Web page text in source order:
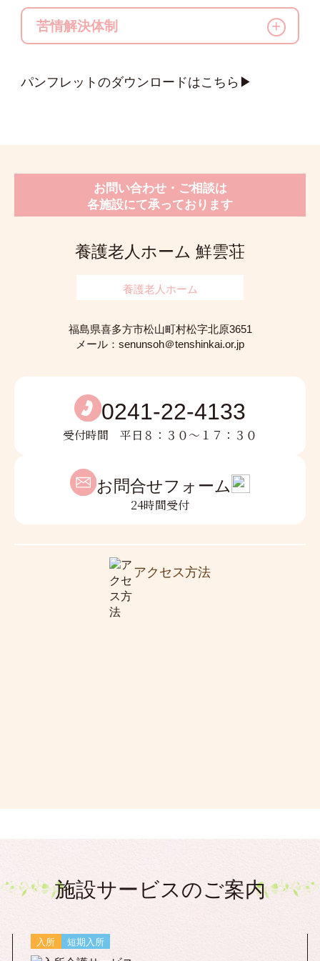
昭和43年 6月 松風園として喜多方市開設
平成17年 4月
苦情解決体制
さい
し出てください。
苦情受付担当者及び苦情解決責任者
（副主任生活相談員）
（生活相談員）
生江 小百合
（生活相談員）
大河原 周子
0241-22-4133
苦情受付担当者 苦情解決責任者
上野 啓介
天心会 監事
苦情解決結果報告
令和5年度年度苦情解決結果報告
パンフレットのダウンロードはこちら▶
お問い合わせ・ご相談は
各施設にて承っております
養護老人ホーム 鮮雲荘
養護老人ホーム
福島県喜多方市松山町村松字北原3651
メール： senunsoh＠tenshinkai.or.jp
0241-22-4133
受付時間 平日８：３０〜１７：３０
お問合せフォーム
24時間受付
アクセス方法
施設サービスのご案内
入所 短期入所